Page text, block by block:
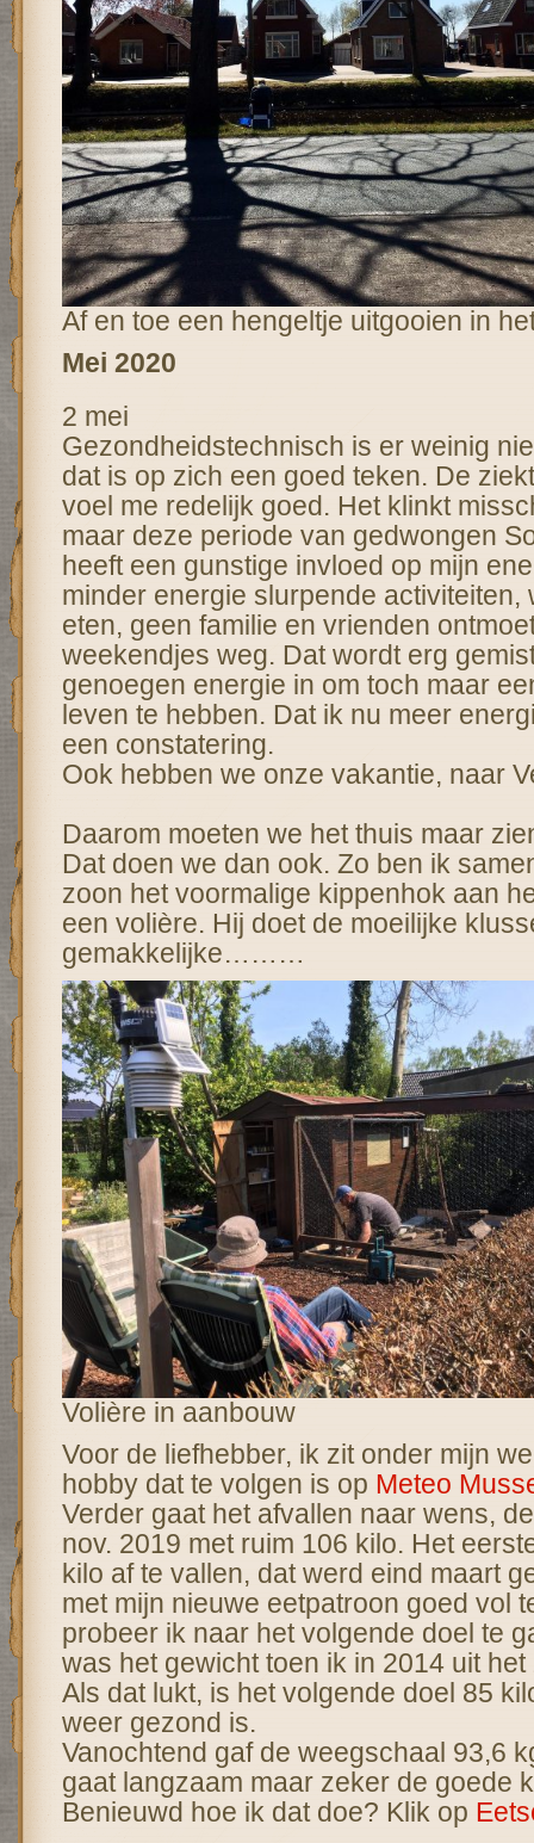
Af en toe een hengeltje uitgooien in
Mei 2020
2 mei
Gezondheidstechnisch is er weinig
dat is op zich een goed teken. De
voel me redelijk goed. Het klinkt
maar deze periode van gedwongen
heeft een gunstige invloed op mijn
minder energie slurpende activiteiten,
eten, geen familie en vrienden
weekendjes weg. Dat wordt erg
genoegen energie in om toch maar
leven te hebben. Dat ik nu meer
een constatering.
Ook hebben we onze vakantie, naar
Daarom moeten we het thuis maar
Dat doen we dan ook. Zo ben ik
zoon het voormalige kippenhok aan
een volière. Hij doet de moeilijke
gemakkelijke………
Volière in aanbouw
Voor de liefhebber, ik zit onder mijn
hobby dat te volgen is op Meteo
Verder gaat het afvallen naar wens,
nov. 2019 met ruim 106 kilo. Het
kilo af te vallen, dat werd eind maart
met mijn nieuwe eetpatroon goed vol
probeer ik naar het volgende doel te
was het gewicht toen ik in 2014 uit
Als dat lukt, is het volgende doel 85
weer gezond is.
Vanochtend gaf de weegschaal 93,6
gaat langzaam maar zeker de goede
Benieuwd hoe ik dat doe? Klik op